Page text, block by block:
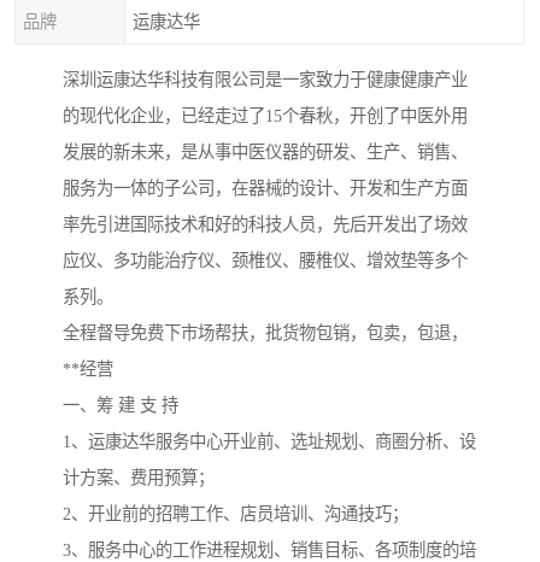
品牌 运康达华
深圳运康达华科技有限公司是一家致力于健康健康产业
的现代化企业，已经走过了15个春秋，开创了中医外用
发展的新未来，是从事中医仪器的研发、生产、销售、
服务为一体的子公司，在器械的设计、开发和生产方面
率先引进国际技术和好的科技人员，先后开发出了场效
应仪、多功能治疗仪、颈椎仪、腰椎仪、增效垫等多个
系列。
全程督导免费下市场帮扶，批货物包销，包卖，包退，
**经营
一、筹 建 支 持
1、运康达华服务中心开业前、选址规划、商圈分析、设
计方案、费用预算；
2、开业前的招聘工作、店员培训、沟通技巧；
3、服务中心的工作进程规划、销售目标、各项制度的培